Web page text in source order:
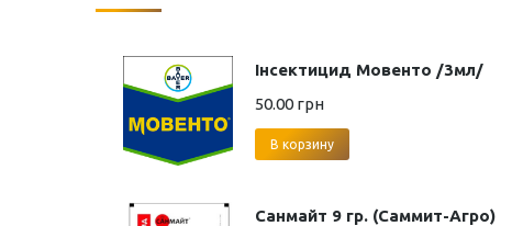
Інсектицид Мовенто /3мл/
50.00 грн
В корзину
Санмайт 9 гр. (Саммит-Агро)